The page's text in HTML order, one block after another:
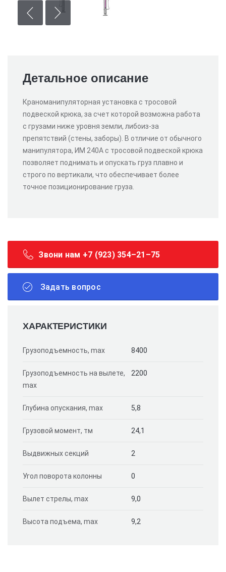
Детальное описание
Краноманипуляторная установка с тросовой
подвеской крюка, за счет которой возможна работа
с грузами ниже уровня земли, либоиз-за
препятствий (стены, заборы). В отличие от обычного
манипулятора, ИМ 240А с тросовой подвеской крюка
позволяет поднимать и опускать груз плавно и
строго по вертикали, что обеспечивает более
точное позиционирование груза.
Звони нам +7 (923) 354–21–75
Задать вопрос
ХАРАКТЕРИСТИКИ
Грузоподъемность, max 8400
Грузоподъемность на вылете,
max
2200
Глубина опускания, max 5,8
Грузовой момент, тм 24,1
Выдвижных секций 2
Угол поворота колонны 0
Вылет стрелы, max 9,0
Высота подъема, max 9,2